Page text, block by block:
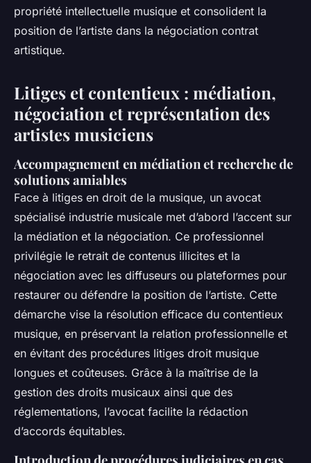
propriété intellectuelle musique et consolident la
position de l’artiste dans la négociation contrat
artistique.
Litiges et contentieux : médiation,
négociation et représentation des
artistes musiciens
Accompagnement en médiation et recherche de
solutions amiables
Face à litiges en droit de la musique, un avocat
spécialisé industrie musicale met d’abord l’accent sur
la médiation et la négociation. Ce professionnel
privilégie le retrait de contenus illicites et la
négociation avec les diffuseurs ou plateformes pour
restaurer ou défendre la position de l’artiste. Cette
démarche vise la résolution efficace du contentieux
musique, en préservant la relation professionnelle et
en évitant des procédures litiges droit musique
longues et coûteuses. Grâce à la maîtrise de la
gestion des droits musicaux ainsi que des
réglementations, l’avocat facilite la rédaction
d’accords équitables.